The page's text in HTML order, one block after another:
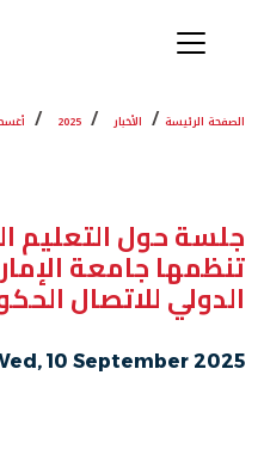
الصفحة الرئيسة الأخبار 2025
جلسة حول التعليم
تنظمها جامعة
الدولي للاتصال
10 September 2025